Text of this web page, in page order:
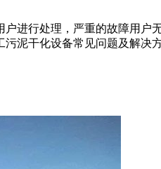
进行处理，严重的故障用户
泥干化设备常见问题及解决